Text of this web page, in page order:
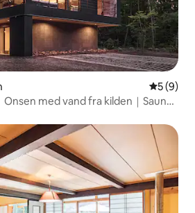
5 ud af 5
5 (9)
Onsen med vand fra kilden｜Sauna